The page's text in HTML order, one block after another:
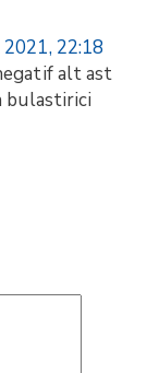
22:18
alt ast
bulastirici